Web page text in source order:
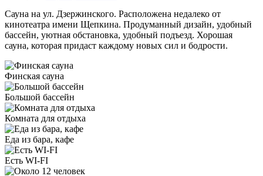
Сауна на ул. Дзержинского. Расположена недалеко от
кинотеатра имени Щепкина. Продуманный дизайн, удобный
бассейн, уютная обстановка, удобный подъезд. Хорошая
сауна, которая придаст каждому новых сил и бодрости.
Финская сауна
Большой бассейн
Комната для отдыха
Еда из бара, кафе
Есть WI-FI